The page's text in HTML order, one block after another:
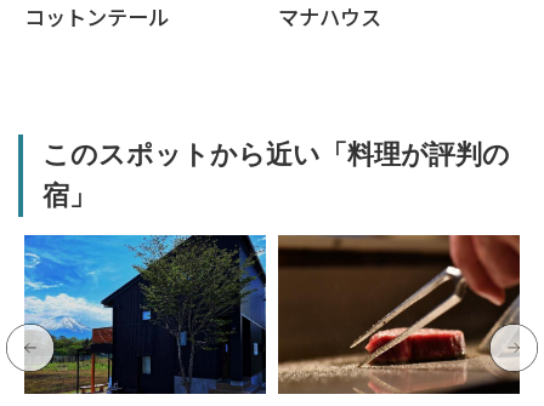
コットンテール マナハウス
このスポットから近い「料理が評判の
宿」